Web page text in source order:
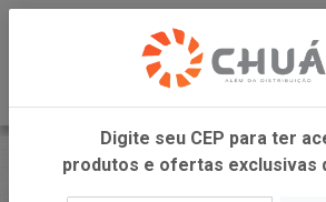
Digite seu CEP para ter
produtos e ofertas exclusivas